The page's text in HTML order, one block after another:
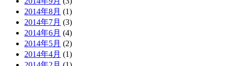
2014年8月 (1)
2014年7月 (3)
2014年6月 (4)
2014年5月 (2)
2014年4月 (1)